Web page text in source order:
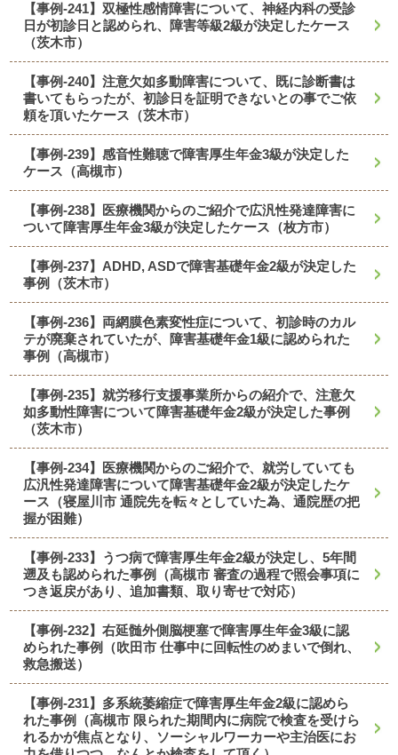
【事例-241】双極性感情障害について、神経内科の受診
日が初診日と認められ、障害等級2級が決定したケース
（茨木市）
【事例-240】注意欠如多動障害について、既に診断書は
書いてもらったが、初診日を証明できないとの事でご依
頼を頂いたケース（茨木市）
【事例-239】感音性難聴で障害厚生年金3級が決定した
ケース（高槻市）
【事例-238】医療機関からのご紹介で広汎性発達障害に
ついて障害厚生年金3級が決定したケース（枚方市）
【事例-237】ADHD, ASDで障害基礎年金2級が決定した
事例（茨木市）
【事例-236】両網膜色素変性症について、初診時のカル
テが廃棄されていたが、障害基礎年金1級に認められた
事例（高槻市）
【事例-235】就労移行支援事業所からの紹介で、注意欠
如多動性障害について障害基礎年金2級が決定した事例
（茨木市）
【事例-234】医療機関からのご紹介で、就労していても
広汎性発達障害について障害基礎年金2級が決定したケ
ース（寝屋川市 通院先を転々としていた為、通院歴の把
握が困難）
【事例-233】うつ病で障害厚生年金2級が決定し、5年間
遡及も認められた事例（高槻市 審査の過程で照会事項に
つき返戻があり、追加書類、取り寄せで対応）
【事例-232】右延髄外側脳梗塞で障害厚生年金3級に認
められた事例（吹田市 仕事中に回転性のめまいで倒れ、
救急搬送）
【事例-231】多系統萎縮症で障害厚生年金2級に認めら
れた事例（高槻市 限られた期間内に病院で検査を受けら
れるかが焦点となり、ソーシャルワーカーや主治医にお